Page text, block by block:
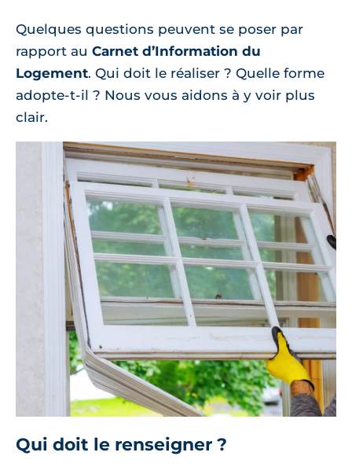
Quelques questions peuvent se poser par
rapport au Carnet d’Information du
Logement. Qui doit le réaliser ? Quelle forme
adopte-t-il ? Nous vous aidons à y voir plus
clair.
Qui doit le renseigner ?